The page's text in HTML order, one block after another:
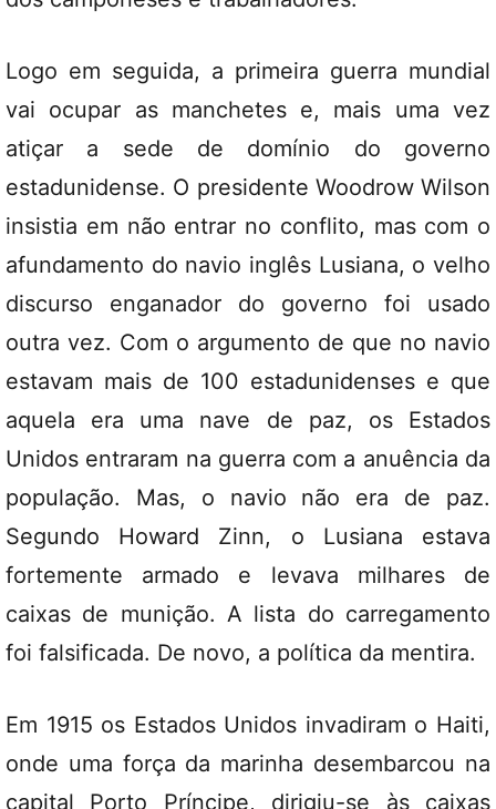
Logo em seguida, a primeira guerra mundial
vai ocupar as manchetes e, mais uma vez
atiçar a sede de domínio do governo
estadunidense. O presidente Woodrow Wilson
insistia em não entrar no conflito, mas com o
afundamento do navio inglês Lusiana, o velho
discurso enganador do governo foi usado
outra vez. Com o argumento de que no navio
estavam mais de 100 estadunidenses e que
aquela era uma nave de paz, os Estados
Unidos entraram na guerra com a anuência da
população. Mas, o navio não era de paz.
Segundo Howard Zinn, o Lusiana estava
fortemente armado e levava milhares de
caixas de munição. A lista do carregamento
foi falsificada. De novo, a política da mentira.
Em 1915 os Estados Unidos invadiram o Haiti,
onde uma força da marinha desembarcou na
capital Porto Príncipe, dirigiu-se às caixas